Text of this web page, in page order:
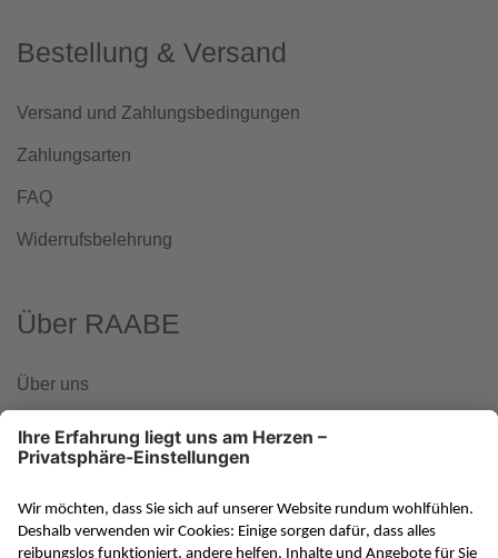
Bestellung & Versand
Versand und Zahlungsbedingungen
Zahlungsarten
FAQ
Widerrufsbelehrung
Über RAABE
Über uns
www.klett-gruppe.de
RAABE in den sozialen Medien